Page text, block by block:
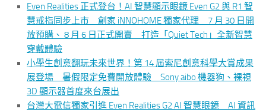
Even Realities 正式登台！AI 智慧顯示眼鏡 Even G2 與 R1 智
慧戒指同步上市 創家 iNNOHOME 獨家代理 7 月 30 日開
放預購、 8 月 6 日正式開賣 打造「Quiet Tech」全新智慧
穿戴體驗
小學生創意翻玩未來世界！第 14 屆索尼創意科學大賞成果
展登場 暑假限定免費開放體驗 Sony aibo 機器狗、裸視
3D 顯示器首度來台展出
台灣大電信獨家引進 Even Realities G2 AI 智慧眼鏡 AI 資訊